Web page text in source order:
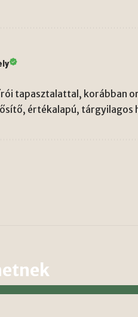
tapasztalattal, korábban
értékalapú, tárgyilagos